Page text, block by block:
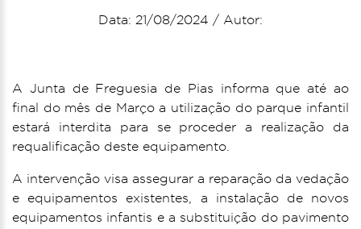
Data: 21/08/2024 / Autor:
A Junta de Freguesia de Pias informa que até ao
final do mês de Março a utilização do parque infantil
estará interdita para se proceder a realização da
requalificação deste equipamento.
A intervenção visa assegurar a reparação da vedação
e equipamentos existentes, a instalação de novos
equipamentos infantis e a substituição do pavimento